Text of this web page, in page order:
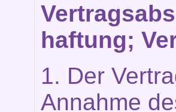
haftung;
1. Der
Annahme